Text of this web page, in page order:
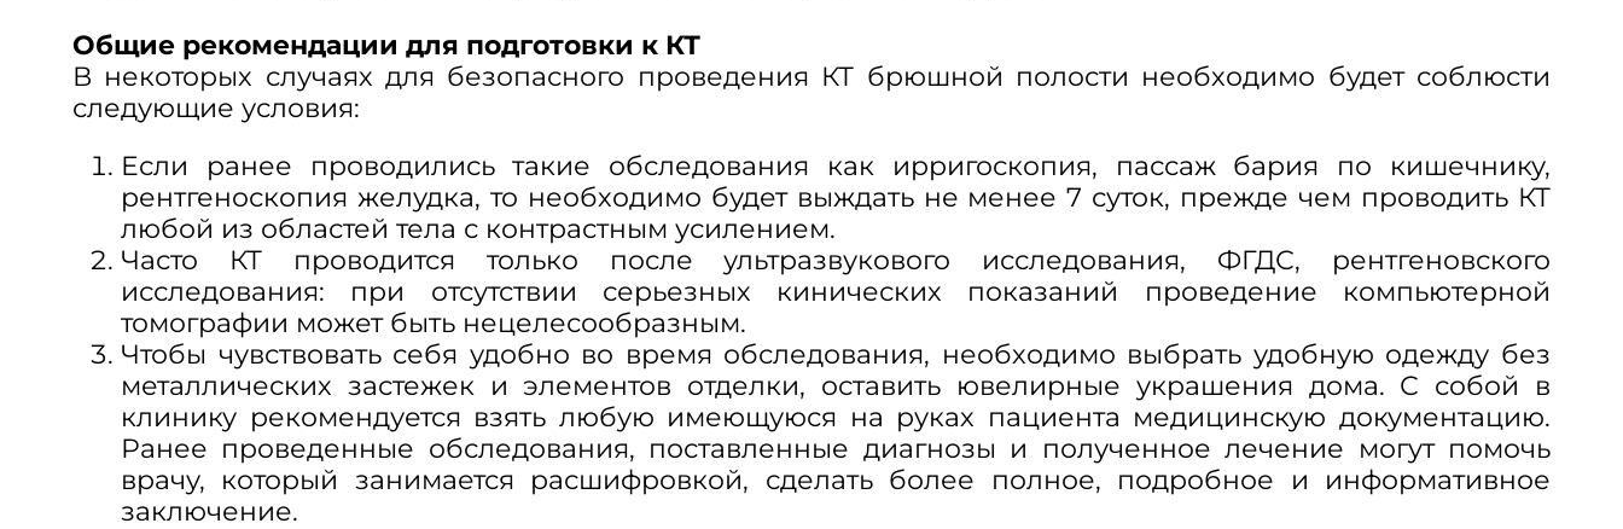
Общие рекомендации для подготовки к КТ
В некоторых случаях для безопасного проведения КТ брюшной полости необходимо будет соблюсти
следующие условия:
Если ранее проводились такие обследования как ирригоскопия, пассаж бария по кишечнику,
рентгеноскопия желудка, то необходимо будет выждать не менее 7 суток, прежде чем проводить КТ
любой из областей тела с контрастным усилением.
Часто КТ проводится только после ультразвукового исследования, ФГДС, рентгеновского
исследования: при отсутствии серьезных кинических показаний проведение компьютерной
томографии может быть нецелесообразным.
Чтобы чувствовать себя удобно во время обследования, необходимо выбрать удобную одежду без
металлических застежек и элементов отделки, оставить ювелирные украшения дома. С собой в
клинику рекомендуется взять любую имеющуюся на руках пациента медицинскую документацию.
Ранее проведенные обследования, поставленные диагнозы и полученное лечение могут помочь
врачу, который занимается расшифровкой, сделать более полное, подробное и информативное
заключение.